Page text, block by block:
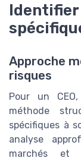
Identifier
Approche
risques
Pour un
méthode
spécifiques à
analyse
marchés et